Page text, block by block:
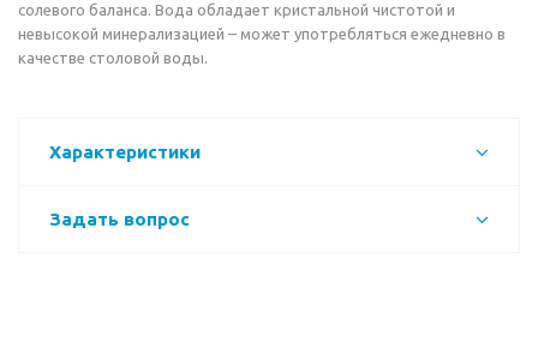
солевого баланса. Вода обладает кристальной чистотой и
невысокой минерализацией – может употребляться ежедневно в
качестве столовой воды.
Характеристики
Задать вопрос